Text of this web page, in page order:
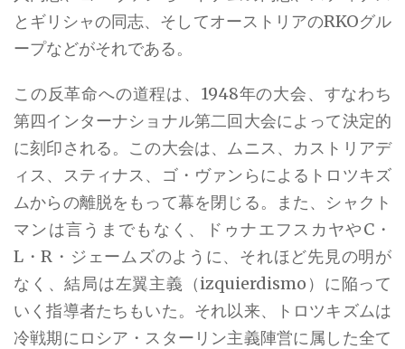
とギリシャの同志、そしてオーストリアのRKOグル
ープなどがそれである。
この反革命への道程は、1948年の大会、すなわち
第四インターナショナル第二回大会によって決定的
に刻印される。この大会は、ムニス、カストリアデ
ィス、スティナス、ゴ・ヴァンらによるトロツキズ
ムからの離脱をもって幕を閉じる。また、シャクト
マンは言うまでもなく、ドゥナエフスカヤやC・
L・R・ジェームズのように、それほど先見の明が
なく、結局は左翼主義（izquierdismo）に陥って
いく指導者たちもいた。それ以来、トロツキズムは
冷戦期にロシア・スターリン主義陣営に属した全て